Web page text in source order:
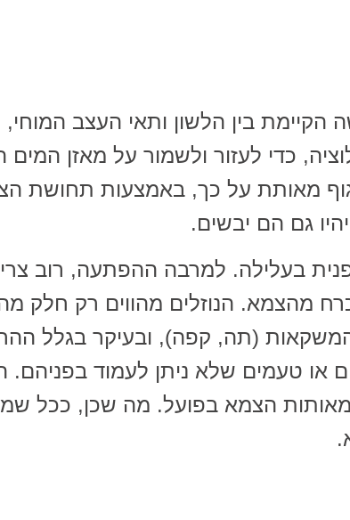
בין הלשון ותאי העצב המוחי,
כדי לעזור ולשמור על מאזן
מאותת על כך, באמצעות תחושת
גם הם יבשים.
בעלילה. למרבה ההפתעה, רוב
מהצמא. הנוזלים מהווים רק חלק
(תה, קפה), ובעיקר בגלל
או טעמים שלא ניתן לעמוד
הצמא בפועל. מה שכן, ככל